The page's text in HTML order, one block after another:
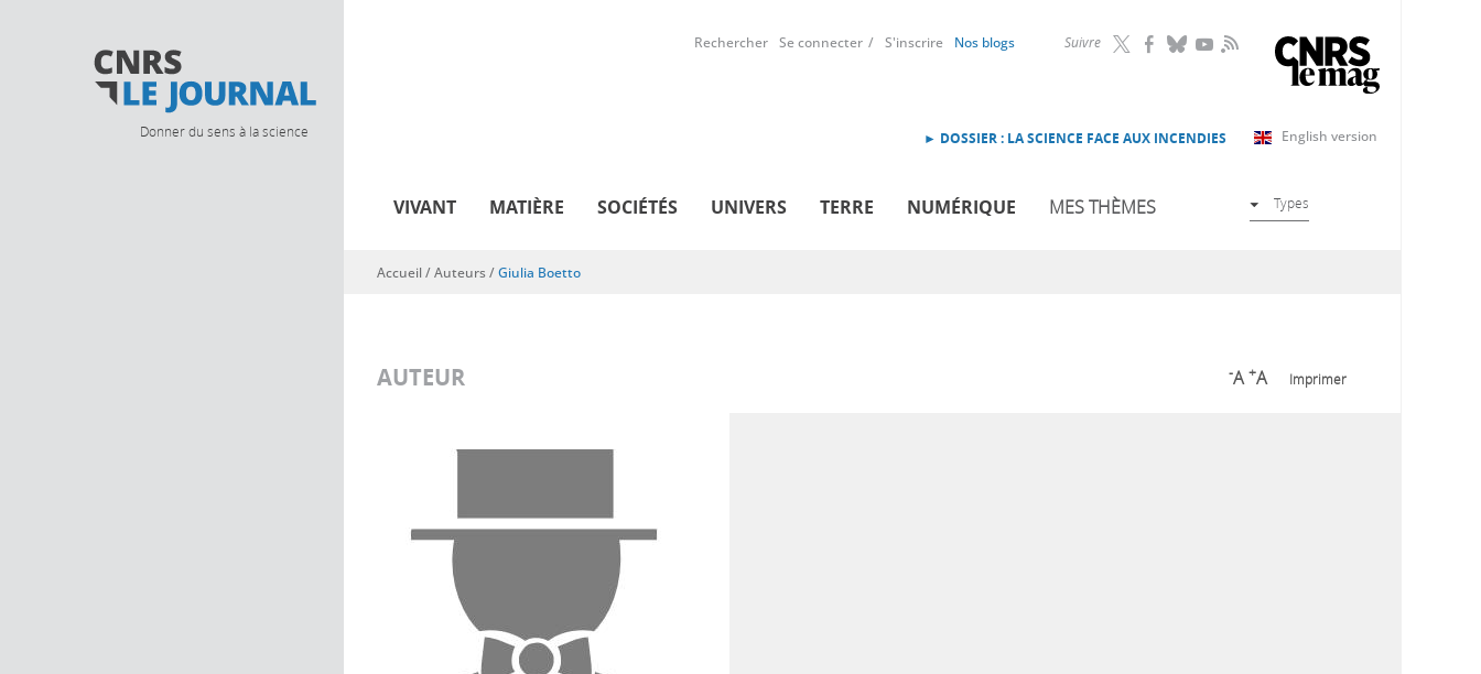
Donner du sens à la science
Suivre RSS
Rechercher Se connecter S'inscrire Nos blogs
English version
► DOSSIER : LA SCIENCE FACE AUX INCENDIES
VIVANT MATIÈRE SOCIÉTÉS UNIVERS TERRE NUMÉRIQUE MES THÈMES Types
Vous êtes ici
Accueil/ Auteurs /Giulia Boetto
AUTEUR -A +A Imprimer